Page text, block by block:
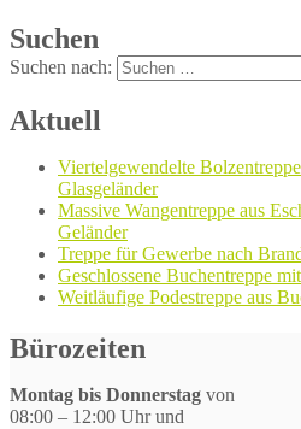
Suchen
Suchen nach:
Aktuell
Viertelgewendelte
Glasgeländer
Massive Wangentreppe aus
Geländer
Treppe für Gewerbe nach
Geschlossene Buchentreppe
Weitläufige Podestreppe aus
Bürozeiten
Montag bis Donnerstag von
08:00 – 12:00 Uhr und